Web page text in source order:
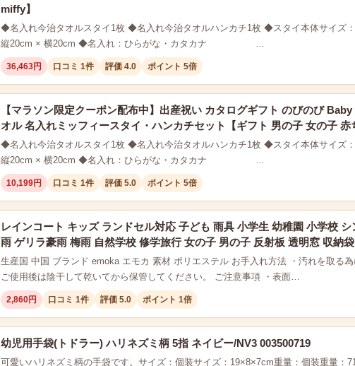
miffy】
◆名入れ今治タオルスタイ1枚 ◆名入れ今治タオルハンカチ1枚 ◆スタイ本体サイズ
縦20cm × 横20cm ◆名入れ：ひらがな・カタカナ …
36,463円 口コミ 1件 評価 4.0 ポイント 5倍
【マラソン限定クーポン配布中】出産祝い カタログギフト のびのび
オル 名入れミッフィースタイ・ハンカチセット【ギフト 男の子 女の子 赤
◆名入れ今治タオルスタイ1枚 ◆名入れ今治タオルハンカチ1枚 ◆スタイ本体サイズ
縦20cm × 横20cm ◆名入れ：ひらがな・カタカナ …
10,199円 口コミ 1件 評価 5.0 ポイント 5倍
レインコート キッズ ランドセル対応 子ども 雨具 小学生 幼稚園 小学校
雨 ゲリラ豪雨 梅雨 自然学校 修学旅行 女の子 男の子 反射板 透明窓 収納
生産国 中国 ブランド emoka エモカ 素材 ポリエステル お手入れ方法 ・汚れを取る
ご使用後は陰干して乾いてから保管してください。 ご注意事項 ・表面…
2,860円 口コミ 1件 評価 5.0 ポイント 1倍
幼児用手袋(トドラー) ハリネズミ柄 5指 ネイビー/NV3 003500719
可愛いハリネズミ柄の手袋です。サイズ：個装サイズ：19×8×7cm重量：個装重量：